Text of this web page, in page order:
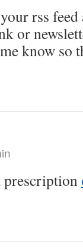
rss
or
know so